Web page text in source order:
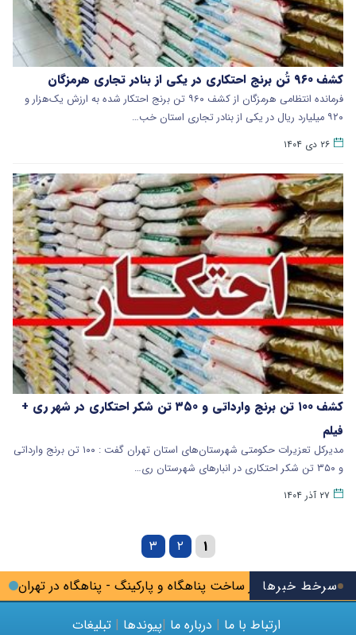
سرخط خبرها آماده‌شدن آغاز ساخت پناهگاه و پارکینگ - پناهگاه در تهران
کشف ۹۶۰ تُن برنج احتکاری در یکی از بنادر تجاری هرمزگان
فرمانده انتظامی هرمزگان از کشف ۹۶۰ تن برنج احتکار شده به ارزش یک‌هزار و
۹۲۰ میلیارد ریال در یکی از بنادر تجاری استان خب…
۲۶ دی ۱۴۰۴
کشف ۱۰۰ تن برنج وارداتی و ۳۵۰ تن شکر احتکاری در شهر ری +
فیلم
مدیرکل تعزیرات حکومتی شهرستان‌های استان تهران گفت : ۱۰۰ تن برنج وارداتی
و ۳۵۰ تن شکر احتکاری در انبارهای شهرستان ری…
۲۷ آذر ۱۴۰۴
۱ ۲ ۳
ارتباط با ما | درباره ما |پیوندها | تبلیغات